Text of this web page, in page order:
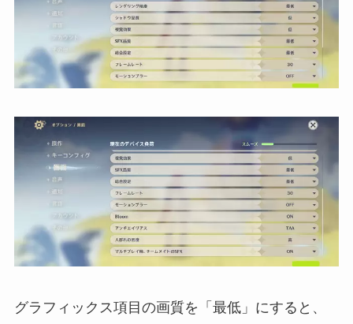
グラフィックス項目の画質を「最低」にすると、